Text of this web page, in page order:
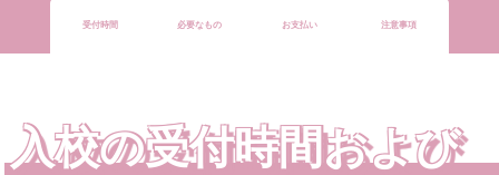
受付時間 必要なもの お支払い 注意事項
入校の受付時間および